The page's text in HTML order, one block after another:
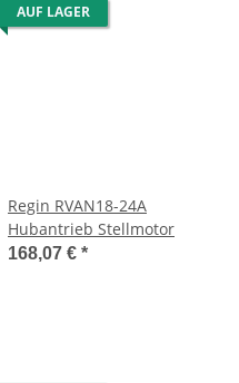
AUF LAGER
Regin RVAN18-24A
Hubantrieb Stellmotor
168,07 € *